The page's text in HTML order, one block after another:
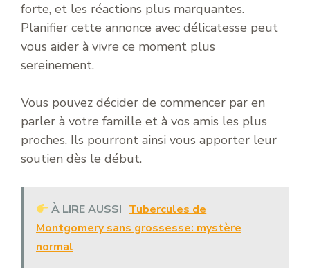
forte, et les réactions plus marquantes.
Planifier cette annonce avec délicatesse peut
vous aider à vivre ce moment plus
sereinement.
Vous pouvez décider de commencer par en
parler à votre famille et à vos amis les plus
proches. Ils pourront ainsi vous apporter leur
soutien dès le début.
À LIRE AUSSI Tubercules de
Montgomery sans grossesse: mystère
normal